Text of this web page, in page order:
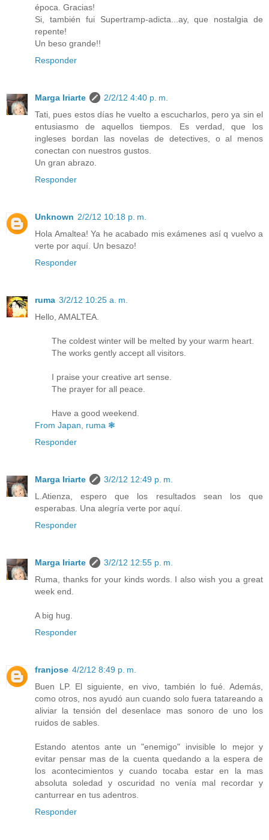
época. Gracias!
Si, también fui Supertramp-adicta...ay, que nostalgia de
repente!
Un beso grande!!
Responder
Marga Iriarte
2/2/12 4:40 p. m.
Tati, pues estos días he vuelto a escucharlos, pero ya sin el
entusiasmo de aquellos tiempos. Es verdad, que los
ingleses bordan las novelas de detectives, o al menos
conectan con nuestros gustos.
Un gran abrazo.
Responder
Unknown 2/2/12 10:18 p. m.
Hola Amaltea! Ya he acabado mis exámenes así q vuelvo a
verte por aquí. Un besazo!
Responder
ruma 3/2/12 10:25 a. m.
Hello, AMALTEA.
The coldest winter will be melted by your warm heart.
The works gently accept all visitors.
I praise your creative art sense.
The prayer for all peace.
Have a good weekend.
From Japan, ruma ❃
Responder
Marga Iriarte
3/2/12 12:49 p. m.
L.Atienza, espero que los resultados sean los que
esperabas. Una alegría verte por aquí.
Responder
Marga Iriarte
3/2/12 12:55 p. m.
Ruma, thanks for your kinds words. I also wish you a great
week end.
A big hug.
Responder
franjose 4/2/12 8:49 p. m.
Buen LP. El siguiente, en vivo, también lo fué. Además,
como otros, nos ayudó aun cuando solo fuera tatareando a
aliviar la tensión del desenlace mas sonoro de uno los
ruidos de sables.
Estando atentos ante un "enemigo" invisible lo mejor y
evitar pensar mas de la cuenta quedando a la espera de
los acontecimientos y cuando tocaba estar en la mas
absoluta soledad y oscuridad no venía mal recordar y
canturrear en tus adentros.
Responder